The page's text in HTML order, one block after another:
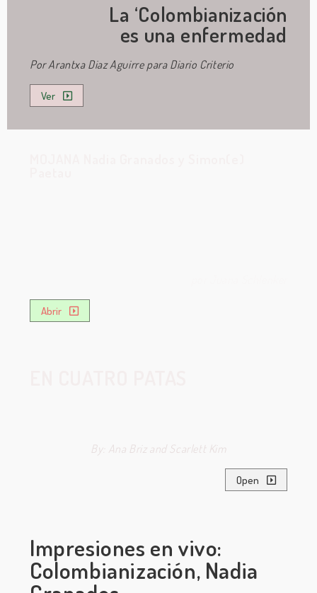
La ‘Colombianización
es una enfermedad
Por Arantxa Diaz Aguirre para Diario Criterio
Ver
Abrir
By: Ana Briz and Scarlett Kim
Open
Impresiones en vivo:
Colombianización, Nadia